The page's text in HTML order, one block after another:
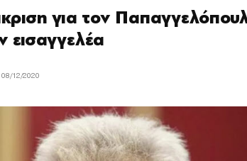
για τον
εισαγγελέα
08/12/2020